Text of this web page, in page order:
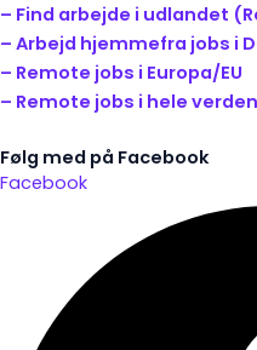
– Find arbejde i udlandet
– Arbejd hjemmefra jobs i
– Remote jobs i Europa/EU
– Remote jobs i hele
Følg med på Facebook
Facebook